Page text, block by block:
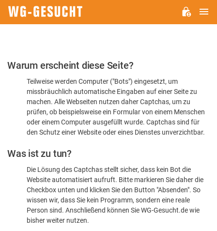
Bitte
dass
sind
Warum erscheint diese Seite?
Teilweise werden Computer ("Bots") eingesetzt, um
missbräuchlich automatische Eingaben auf einer Seite zu
machen. Alle Webseiten nutzen daher Captchas, um zu
prüfen, ob beispielsweise ein Formular von einem Menschen
oder einem Computer ausgefüllt wurde. Captchas sind für
den Schutz einer Website oder eines Dienstes unverzichtbar.
Was ist zu tun?
Die Lösung des Captchas stellt sicher, dass kein Bot die
Website automatisiert aufruft. Bitte markieren Sie daher die
Checkbox unten und klicken Sie den Button "Absenden". So
wissen wir, dass Sie kein Programm, sondern eine reale
Person sind. Anschließend können Sie WG-Gesucht.de wie
bisher weiter nutzen.